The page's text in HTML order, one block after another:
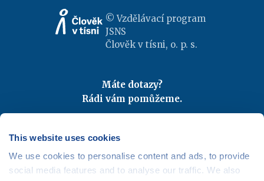
This website uses cookies
We use cookies to personalise content and ads, to provide
social media features and to analyse our traffic. We also
© Vzdělávací program
JSNS
Člověk v tísni, o. p. s.
Máte dotazy?
Rádi vám pomůžeme.
Odebírejte newslettery
Mapa webu |Kariéra
Osobní údaje|Cookies